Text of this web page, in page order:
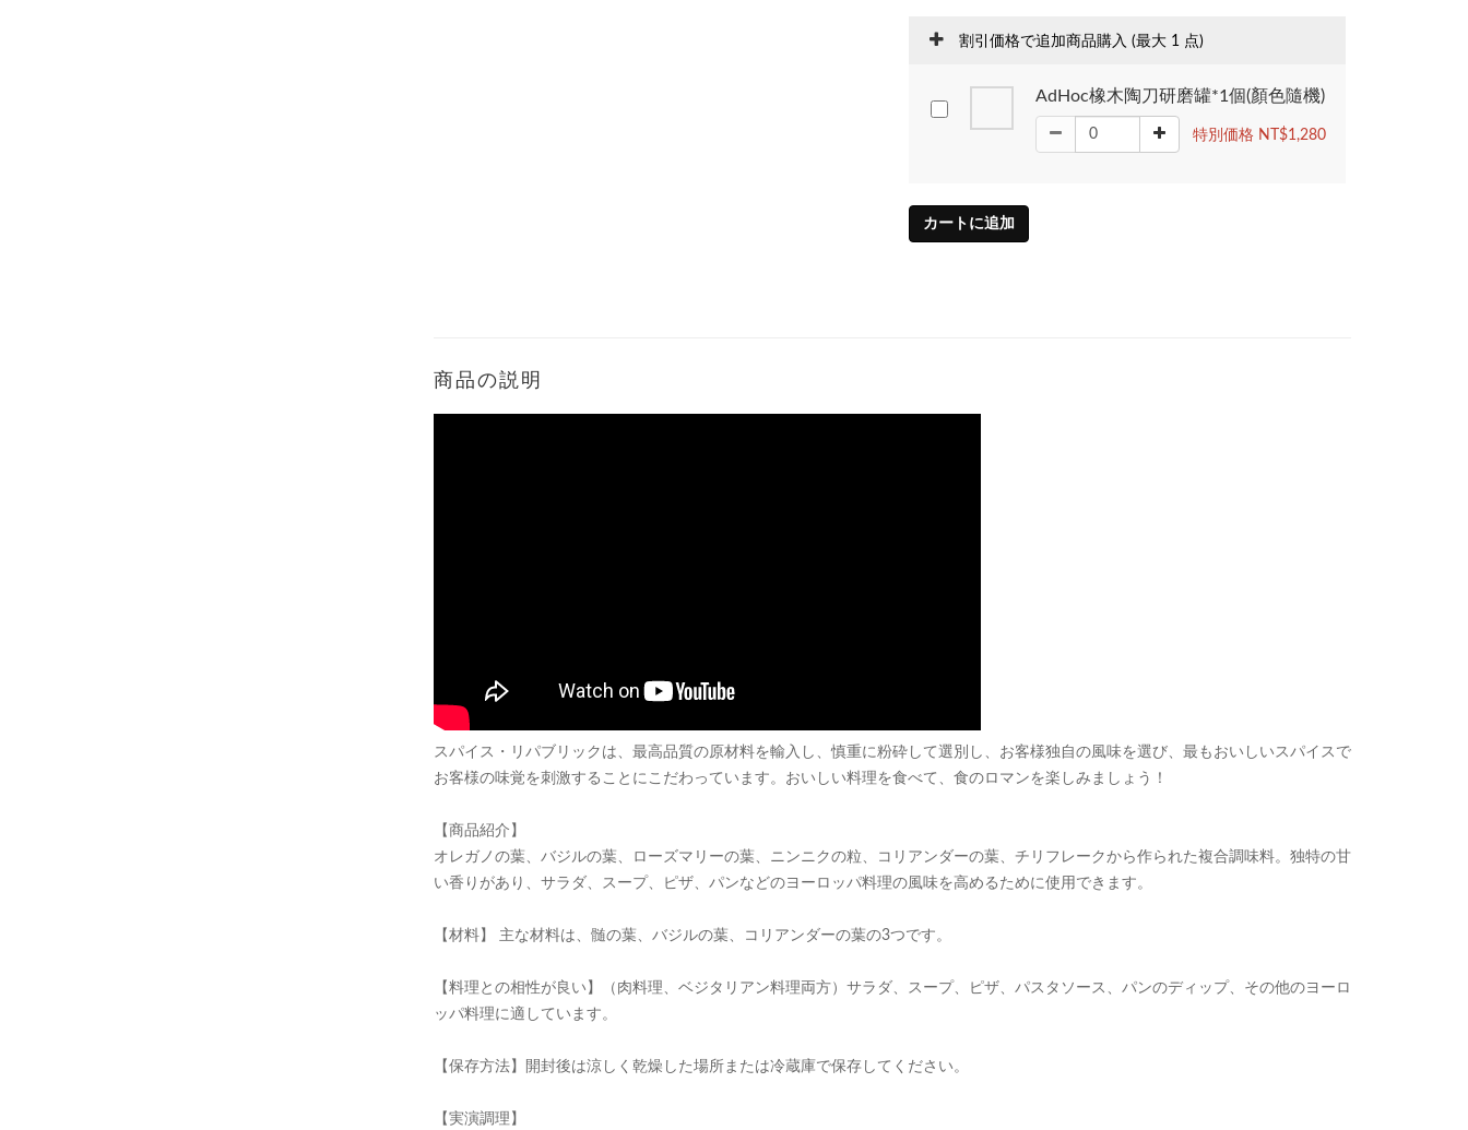
割引価格で追加商品購入 (最大 1 点)
AdHoc橡木陶刀研磨罐*1個(顏色隨機)
特別価格 NT$1,280
カートに追加
商品の説明
スパイス・リパブリックは、最高品質の原材料を輸入し、慎重に粉砕して選別し、お客様独自の風味を選び、最もおいしいスパイスで
お客様の味覚を刺激することにこだわっています。おいしい料理を食べて、食のロマンを楽しみましょう！
【商品紹介】
オレガノの葉、バジルの葉、ローズマリーの葉、ニンニクの粒、コリアンダーの葉、チリフレークから作られた複合調味料。独特の甘
い香りがあり、サラダ、スープ、ピザ、パンなどのヨーロッパ料理の風味を高めるために使用できます。
【材料】 主な材料は、髄の葉、バジルの葉、コリアンダーの葉の3つです。
【料理との相性が良い】（肉料理、ベジタリアン料理両方）サラダ、スープ、ピザ、パスタソース、パンのディップ、その他のヨーロ
ッパ料理に適しています。
【保存方法】開封後は涼しく乾燥した場所または冷蔵庫で保存してください。
【実演調理】